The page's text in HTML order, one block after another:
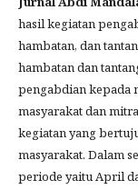
hasil kegiatan
hambatan, dan
hambatan dan
pengabdian kepada
masyarakat dan
kegiatan yang
masyarakat. Dalam
periode yaitu April